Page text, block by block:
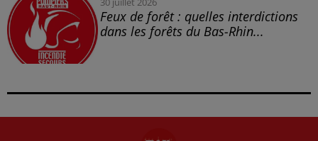
Feux de forêt : quelles interdictions
dans les forêts du Bas-Rhin...